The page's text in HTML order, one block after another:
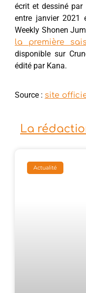
écrit et dessiné
entre janvier 2021
Weekly Shonen
la première
disponible sur
édité par Kana.
Source : site
La
Actualité